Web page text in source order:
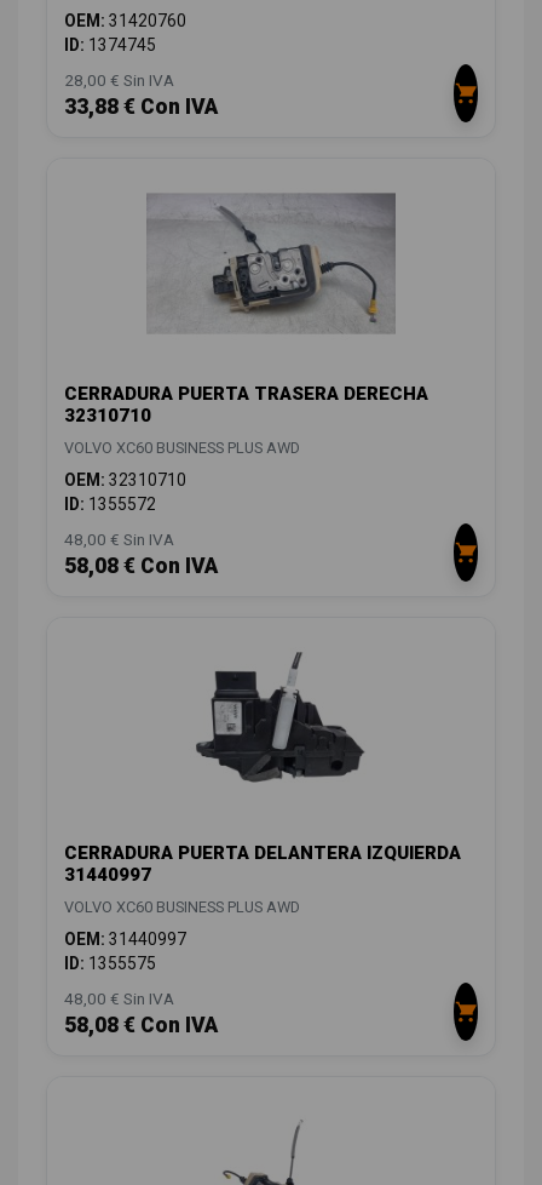
OEM: 31420760
ID: 1374745
28,00 € Sin IVA
33,88 € Con IVA
CERRADURA PUERTA TRASERA DERECHA
32310710
VOLVO XC60 BUSINESS PLUS AWD
OEM: 32310710
ID: 1355572
48,00 € Sin IVA
58,08 € Con IVA
CERRADURA PUERTA DELANTERA IZQUIERDA
31440997
VOLVO XC60 BUSINESS PLUS AWD
OEM: 31440997
ID: 1355575
48,00 € Sin IVA
58,08 € Con IVA